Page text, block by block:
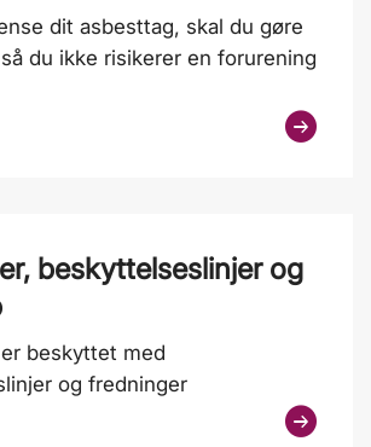
dit asbesttag, skal du gøre
du ikke risikerer en forurening
beskyttelseslinjer og
beskyttet med
og fredninger